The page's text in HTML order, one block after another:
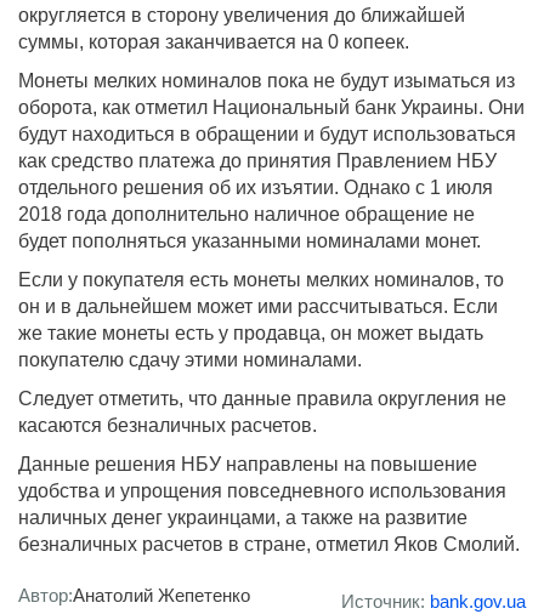
округляется в сторону увеличения до ближайшей
суммы, которая заканчивается на 0 копеек.
Монеты мелких номиналов пока не будут изыматься из
оборота, как отметил Национальный банк Украины. Они
будут находиться в обращении и будут использоваться
как средство платежа до принятия Правлением НБУ
отдельного решения об их изъятии. Однако с 1 июля
2018 года дополнительно наличное обращение не
будет пополняться указанными номиналами монет.
Если у покупателя есть монеты мелких номиналов, то
он и в дальнейшем может ими рассчитываться. Если
же такие монеты есть у продавца, он может выдать
покупателю сдачу этими номиналами.
Следует отметить, что данные правила округления не
касаются безналичных расчетов.
Данные решения НБУ направлены на повышение
удобства и упрощения повседневного использования
наличных денег украинцами, а также на развитие
безналичных расчетов в стране, отметил Яков Смолий.
Автор:Анатолий Жепетенко Источник: bank.gov.ua